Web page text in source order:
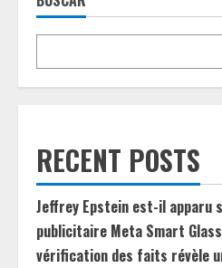
RECENT POSTS
Jeffrey Epstein est-il apparu
publicitaire Meta Smart
vérification des faits révèle